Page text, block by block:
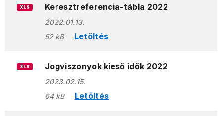
XLS Keresztreferencia-tábla 2022
2022.01.13.
52 kB
Letöltés
XLS Jogviszonyok kieső idők 2022
2023.02.15.
64 kB
Letöltés